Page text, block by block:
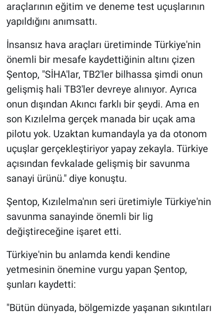
araçlarının eğitim ve deneme test uçuşlarının
yapıldığını anımsattı.
İnsansız hava araçları üretiminde Türkiye'nin
önemli bir mesafe kaydettiğinin altını çizen
Şentop, "SİHA'lar, TB2'ler bilhassa şimdi onun
gelişmiş hali TB3'ler devreye alınıyor. Ayrıca
onun dışından Akıncı farklı bir şeydi. Ama en
son Kızılelma gerçek manada bir uçak ama
pilotu yok. Uzaktan kumandayla ya da otonom
uçuşlar gerçekleştiriyor yapay zekayla. Türkiye
açısından fevkalade gelişmiş bir savunma
sanayi ürünü." diye konuştu.
Şentop, Kızılelma'nın seri üretimiyle Türkiye'nin
savunma sanayinde önemli bir lig
değiştireceğine işaret etti.
Türkiye'nin bu anlamda kendi kendine
yetmesinin önemine vurgu yapan Şentop,
şunları kaydetti:
"Bütün dünyada, bölgemizde yaşanan sıkıntıları